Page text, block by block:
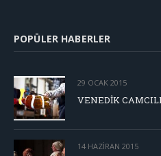
POPÜLER HABERLER
29 OCAK 2015
VENEDİK
14 HAZIRAN 2015